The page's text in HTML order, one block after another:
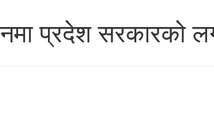
प्रदेश सरकारको